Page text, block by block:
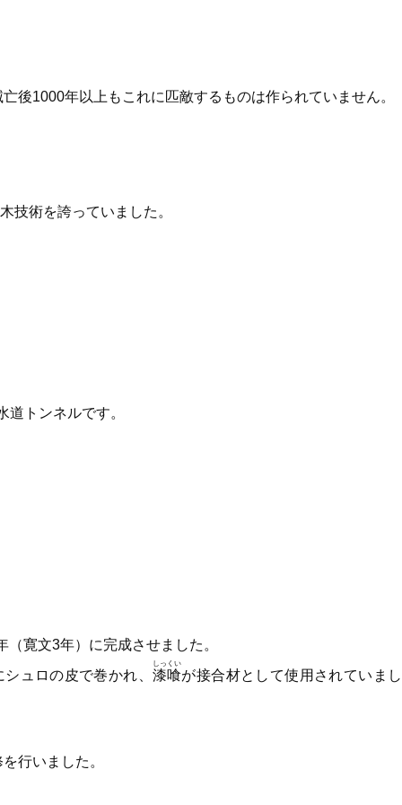
後1000年以上もこれに匹敵するものは作られていません。
技術を誇っていました。
トンネルです。
寛文3年）に完成させました。
ュロの皮で巻かれ、 漆喰
しっくい
が接合材として使用されていまし
行いました。